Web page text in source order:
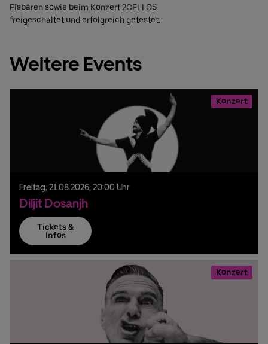
Eisbären sowie beim Konzert 2CELLOS
freigeschaltet und erfolgreich getestet.
Weitere Events
Konzert
Freitag, 21.08.2026, 20:00 Uhr
Diljit Dosanjh
Tickets &
Infos
Konzert